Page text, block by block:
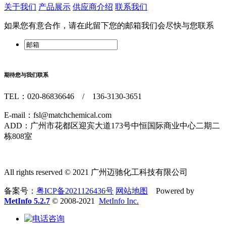
关于我们 产品展示 供应商介绍 联系我们
如果您有意合作，请在此留下您的邮箱我们会尽快与您联系
期待您与我们联系
TEL：020-86836646 / 136-3130-3651
E-mail：fsl@matchchemical.com
ADD：广州市花都区迎宾大道173号中恒国际商业中心二期二
栋808室
All rights reserved © 2021 广州迈驰化工科技有限公司
备案号： 粤ICP备2021126436号 网站地图
Powered by
MetInfo 5.2.7 © 2008-2021 MetInfo Inc.